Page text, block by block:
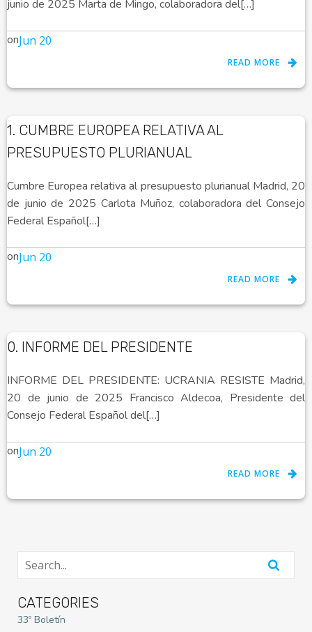
junio de 2025 Marta de Mingo, colaboradora del[…]
onJun 20
READ MORE
1. CUMBRE EUROPEA RELATIVA AL
PRESUPUESTO PLURIANUAL
Cumbre Europea relativa al presupuesto plurianual Madrid, 20
de junio de 2025 Carlota Muñoz, colaboradora del Consejo
Federal Español[…]
onJun 20
READ MORE
0. INFORME DEL PRESIDENTE
INFORME DEL PRESIDENTE: UCRANIA RESISTE Madrid,
20 de junio de 2025 Francisco Aldecoa, Presidente del
Consejo Federal Español del[…]
onJun 20
READ MORE
CATEGORIES
33º Boletín